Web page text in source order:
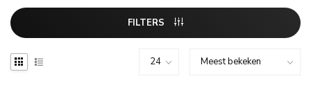
FILTERS